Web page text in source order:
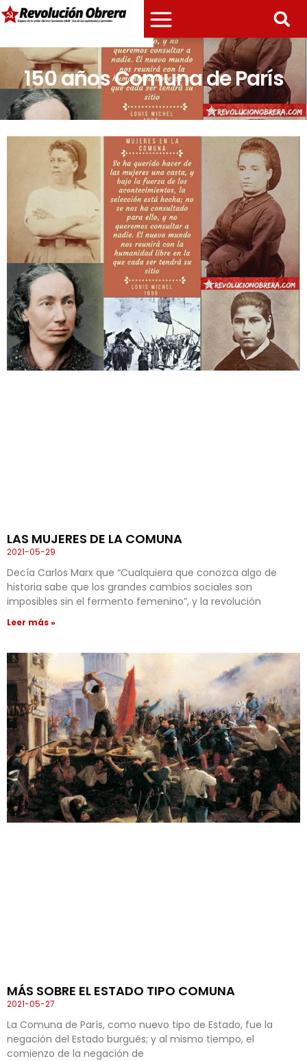
150 años Comuna de París
LAS MUJERES DE LA COMUNA
2021-05-29
Decía Carlos Marx que “Cualquiera que conozca algo de
historia sabe que los grandes cambios sociales son
imposibles sin el fermento femenino”, y la revolución
Leer más »
MÁS SOBRE EL ESTADO TIPO COMUNA
2021-05-27
La Comuna de París, como nuevo tipo de Estado, fue la
negación del Estado burgués; y al mismo tiempo, el
comienzo de la negación de